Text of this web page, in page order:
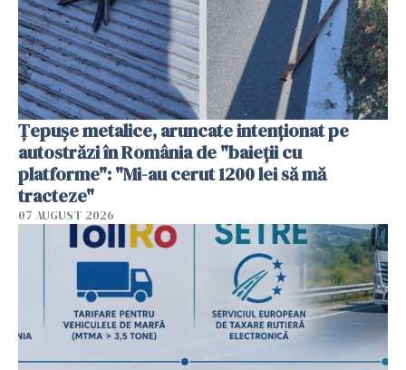
Țepușe metalice, aruncate intenționat pe
autostrăzi în România de "baieții cu
platforme": "Mi-au cerut 1200 lei să mă
tracteze"
07 AUGUST 2026